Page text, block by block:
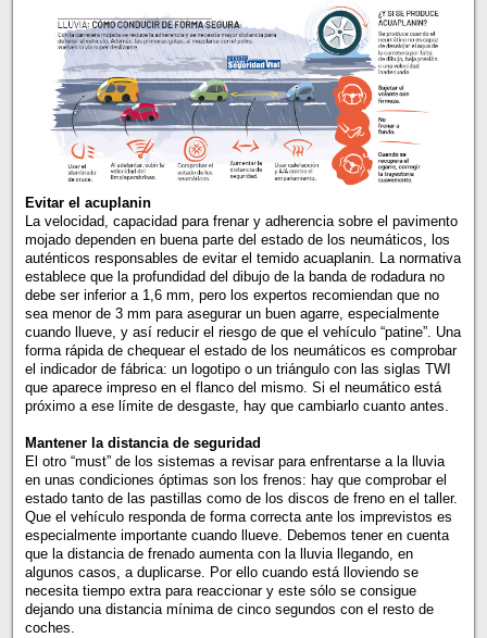
Evitar el acuplanin
La velocidad, capacidad para frenar y adherencia sobre el pavimento
mojado dependen en buena parte del estado de los neumáticos, los
auténticos responsables de evitar el temido acuaplanin. La normativa
establece que la profundidad del dibujo de la banda de rodadura no
debe ser inferior a 1,6 mm, pero los expertos recomiendan que no
sea menor de 3 mm para asegurar un buen agarre, especialmente
cuando llueve, y así reducir el riesgo de que el vehículo “patine”. Una
forma rápida de chequear el estado de los neumáticos es comprobar
el indicador de fábrica: un logotipo o un triángulo con las siglas TWI
que aparece impreso en el flanco del mismo. Si el neumático está
próximo a ese límite de desgaste, hay que cambiarlo cuanto antes.
Mantener la distancia de seguridad
El otro “must” de los sistemas a revisar para enfrentarse a la lluvia
en unas condiciones óptimas son los frenos: hay que comprobar el
estado tanto de las pastillas como de los discos de freno en el taller.
Que el vehículo responda de forma correcta ante los imprevistos es
especialmente importante cuando llueve. Debemos tener en cuenta
que la distancia de frenado aumenta con la lluvia llegando, en
algunos casos, a duplicarse. Por ello cuando está lloviendo se
necesita tiempo extra para reaccionar y este sólo se consigue
dejando una distancia mínima de cinco segundos con el resto de
coches.